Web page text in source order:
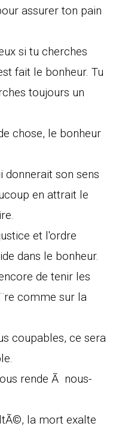
assurer ton pain
si tu cherches
fait le bonheur. Tu
toujours un
chose, le bonheur
donnerait son sens
en attrait le
et l'ordre
dans le bonheur.
de tenir les
comme sur la
coupables, ce sera
rende Ã nous-
la mort exalte